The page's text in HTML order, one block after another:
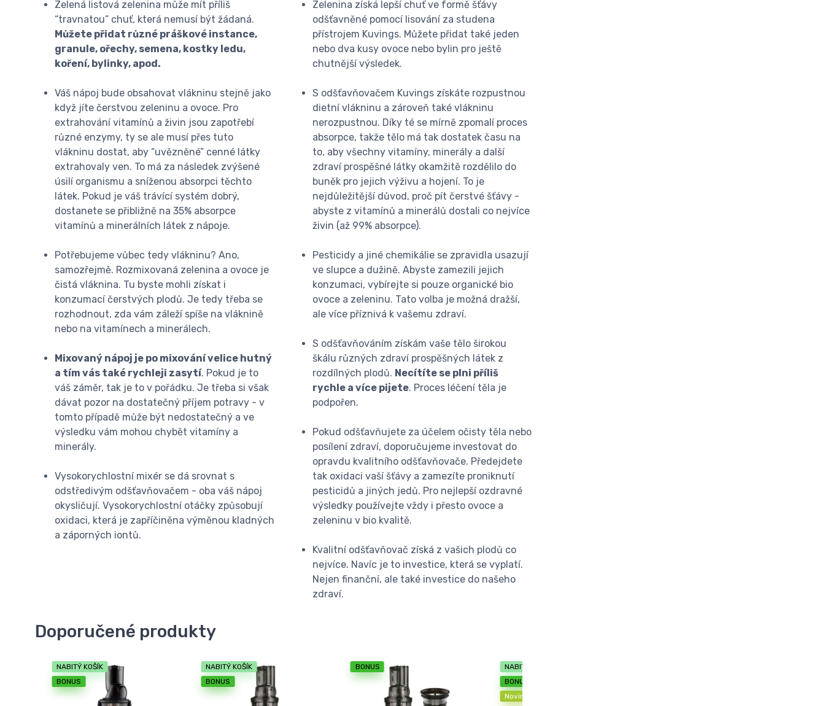
Zelená listová zelenina může mít příliš
“travnatou” chuť, která nemusí být žádaná.
Můžete přidat různé práškové instance,
granule, ořechy, semena, kostky ledu,
koření, bylinky, apod.
Váš nápoj bude obsahovat vlákninu stejně jako
když jíte čerstvou zeleninu a ovoce. Pro
extrahování vitamínů a živin jsou zapotřebí
různé enzymy, ty se ale musí přes tuto
vlákninu dostat, aby “uvězněné” cenné látky
extrahovaly ven. To má za následek zvýšené
úsilí organismu a sníženou absorpci těchto
látek. Pokud je váš trávící systém dobrý,
dostanete se přibližně na 35% absorpce
vitamínů a minerálních látek z nápoje.
Potřebujeme vůbec tedy vlákninu? Ano,
samozřejmě. Rozmixovaná zelenina a ovoce je
čistá vláknina. Tu byste mohli získat i
konzumací čerstvých plodů. Je tedy třeba se
rozhodnout, zda vám záleží spíše na vláknině
nebo na vitamínech a minerálech.
Mixovaný nápoj je po mixování velice hutný
a tím vás také rychleji zasytí. Pokud je to
váš záměr, tak je to v pořádku. Je třeba si však
dávat pozor na dostatečný příjem potravy - v
tomto případě může být nedostatečný a ve
výsledku vám mohou chybět vitamíny a
minerály.
Vysokorychlostní mixér se dá srovnat s
odstředivým odšťavňovačem - oba váš nápoj
okysličují. Vysokorychlostní otáčky způsobují
oxidaci, která je zapříčiněna výměnou kladných
a záporných iontů.
Zelenina získá lepší chuť ve formě šťávy
odšťavněné pomocí lisování za studena
přístrojem Kuvings. Můžete přidat také jeden
nebo dva kusy ovoce nebo bylin pro ještě
chutnější výsledek.
S odšťavňovačem Kuvings získáte rozpustnou
dietní vlákninu a zároveň také vlákninu
nerozpustnou. Díky té se mírně zpomalí proces
absorpce, takže tělo má tak dostatek času na
to, aby všechny vitamíny, minerály a další
zdraví prospěšné látky okamžitě rozdělilo do
buněk pro jejich výživu a hojení. To je
nejdůležitější důvod, proč pít čerstvé šťávy -
abyste z vitamínů a minerálů dostali co nejvíce
živin (až 99% absorpce).
Pesticidy a jiné chemikálie se zpravidla usazují
ve slupce a dužině. Abyste zamezili jejich
konzumaci, vybírejte si pouze organické bio
ovoce a zeleninu. Tato volba je možná dražší,
ale více příznivá k vašemu zdraví.
S odšťavňováním získám vaše tělo širokou
škálu různých zdraví prospěšných látek z
rozdílných plodů. Necítíte se plni příliš
rychle a více pijete. Proces léčení těla je
podpořen.
Pokud odšťavňujete za účelem očisty těla nebo
posílení zdraví, doporučujeme investovat do
opravdu kvalitního odšťavňovače. Předejdete
tak oxidaci vaší šťávy a zamezíte proniknutí
pesticidů a jiných jedů. Pro nejlepší ozdravné
výsledky používejte vždy i přesto ovoce a
zeleninu v bio kvalitě.
Kvalitní odšťavňovač získá z vašich plodů co
nejvíce. Navíc je to investice, která se vyplatí.
Nejen finanční, ale také investice do našeho
zdraví.
Doporučené produkty
NABITÝ KOŠÍK
BONUS
NABITÝ KOŠÍK
BONUS
BONUS
NABITÝ KOŠÍK
BONUS
Novinka